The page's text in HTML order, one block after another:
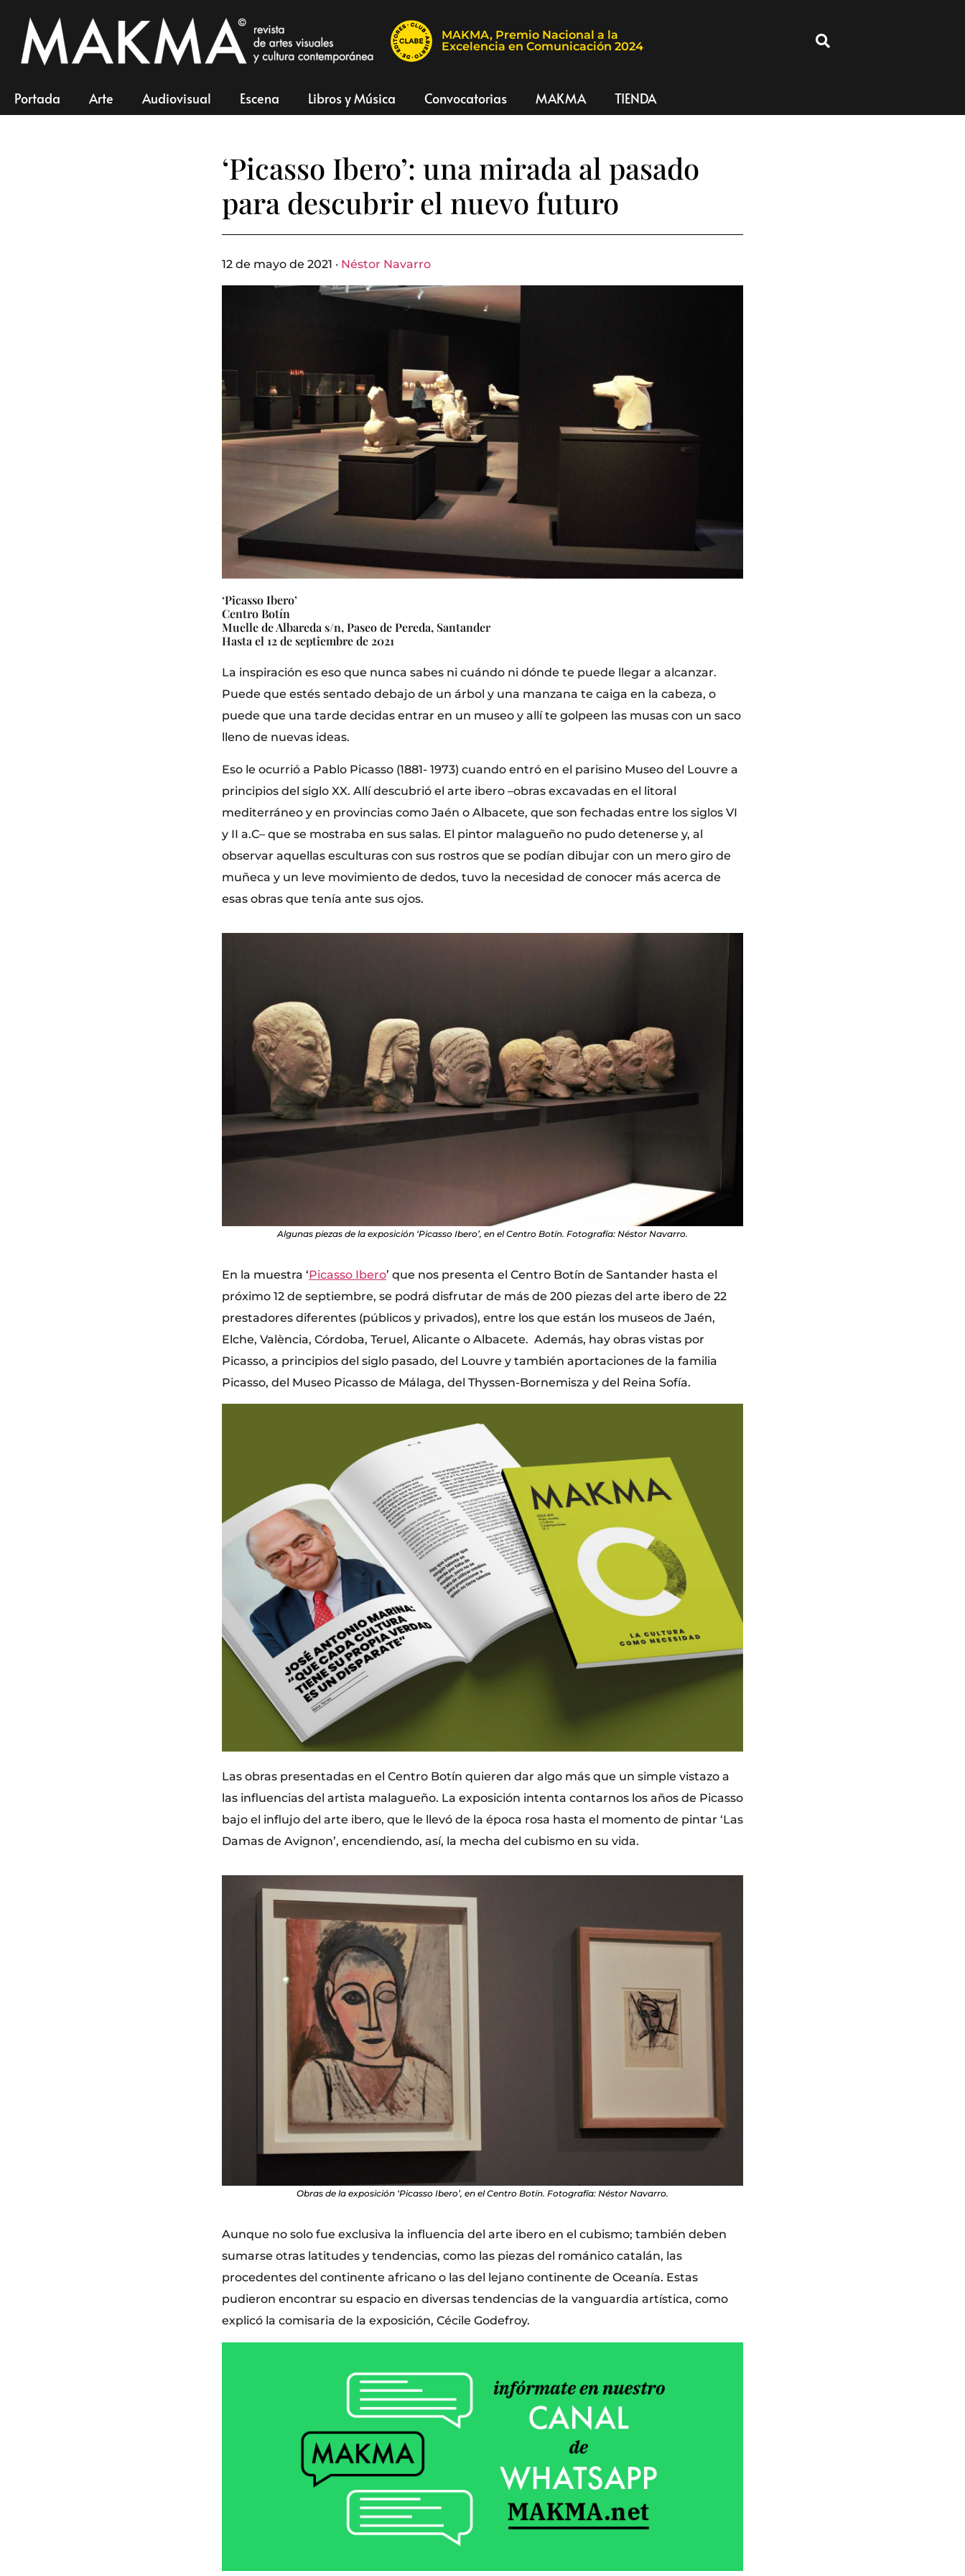
MAKMA, Premio Nacional a la
Excelencia en Comunicación 2024
Portada Arte Audiovisual Escena Libros y Música Convocatorias MAKMA TIENDA
‘Picasso Ibero’: una mirada al pasado
para descubrir el nuevo futuro
12 de mayo de 2021 · Néstor Navarro
‘Picasso Ibero’
Centro Botín
Muelle de Albareda s/n, Paseo de Pereda, Santander
Hasta el 12 de septiembre de 2021
La inspiración es eso que nunca sabes ni cuándo ni dónde te puede llegar a alcanzar.
Puede que estés sentado debajo de un árbol y una manzana te caiga en la cabeza, o
puede que una tarde decidas entrar en un museo y allí te golpeen las musas con un saco
lleno de nuevas ideas.
Eso le ocurrió a Pablo Picasso (1881- 1973) cuando entró en el parisino Museo del Louvre a
principios del siglo XX. Allí descubrió el arte ibero –obras excavadas en el litoral
mediterráneo y en provincias como Jaén o Albacete, que son fechadas entre los siglos VI
y II a.C– que se mostraba en sus salas. El pintor malagueño no pudo detenerse y, al
observar aquellas esculturas con sus rostros que se podían dibujar con un mero giro de
muñeca y un leve movimiento de dedos, tuvo la necesidad de conocer más acerca de
esas obras que tenía ante sus ojos.
Algunas piezas de la exposición ‘Picasso Ibero’, en el Centro Botín. Fotografía: Néstor Navarro.
En la muestra ‘Picasso Ibero’ que nos presenta el Centro Botín de Santander hasta el
próximo 12 de septiembre, se podrá disfrutar de más de 200 piezas del arte ibero de 22
prestadores diferentes (públicos y privados), entre los que están los museos de Jaén,
Elche, València, Córdoba, Teruel, Alicante o Albacete. Además, hay obras vistas por
Picasso, a principios del siglo pasado, del Louvre y también aportaciones de la familia
Picasso, del Museo Picasso de Málaga, del Thyssen-Bornemisza y del Reina Sofía.
Las obras presentadas en el Centro Botín quieren dar algo más que un simple vistazo a
las influencias del artista malagueño. La exposición intenta contarnos los años de Picasso
bajo el influjo del arte ibero, que le llevó de la época rosa hasta el momento de pintar ‘Las
Damas de Avignon’, encendiendo, así, la mecha del cubismo en su vida.
Obras de la exposición ‘Picasso Ibero’, en el Centro Botín. Fotografía: Néstor Navarro.
Aunque no solo fue exclusiva la influencia del arte ibero en el cubismo; también deben
sumarse otras latitudes y tendencias, como las piezas del románico catalán, las
procedentes del continente africano o las del lejano continente de Oceanía. Estas
pudieron encontrar su espacio en diversas tendencias de la vanguardia artística, como
explicó la comisaria de la exposición, Cécile Godefroy.